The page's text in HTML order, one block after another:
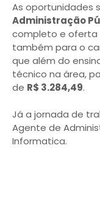
As oportunidades
Administração
completo e oferta
também para o
que além do
técnico na área,
de R$ 3.284,49.
Já a jornada de
Agente de
Informatica.